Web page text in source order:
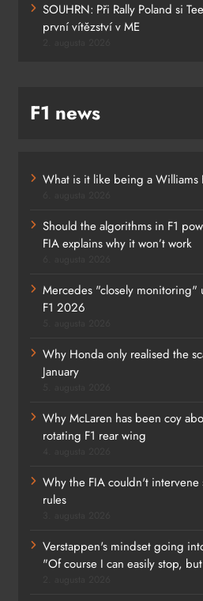
SOUHRN: Při Rally Poland si
první vítězství v ME
F1 news
What is it like being a Williams
Should the algorithms in F1
FIA explains why it won’t work
Mercedes "closely monitoring"
F1 2026
Why Honda only realised the
January
Why McLaren has been coy
rotating F1 rear wing
Why the FIA couldn't
rules
Verstappen's mindset going
"Of course I can easily stop,